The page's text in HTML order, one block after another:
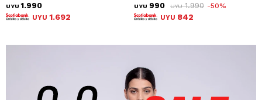
UYU 1.990
UYU 1.692
UYU 990 UYU 1.990 50
UYU 842